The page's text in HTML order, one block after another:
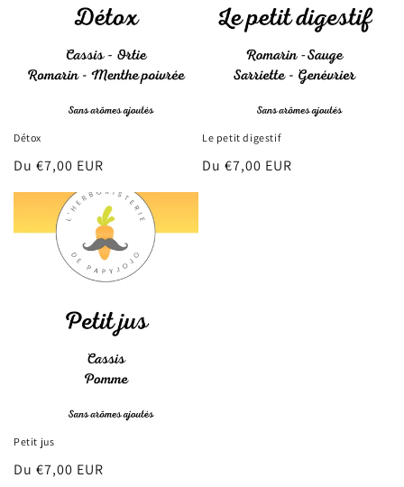
Détox
Prix
Du €7,00 EUR
Le petit digestif
Prix
Du €7,00 EUR
Petit jus
Prix
Du €7,00 EUR